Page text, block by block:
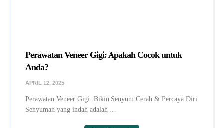
Perawatan Veneer Gigi: Apakah Cocok untuk
Anda?
APRIL 12, 2025
Perawatan Veneer Gigi: Bikin Senyum Cerah & Percaya Diri
Senyuman yang indah adalah …